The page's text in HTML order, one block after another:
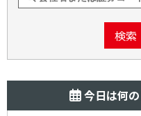
検索
今日は何